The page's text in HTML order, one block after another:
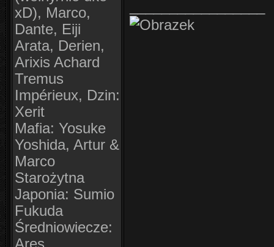
xD), Marco,
Dante, Eiji
Arata, Derien,
Arixis Achard
Tremus
Impérieux, Dzin:
Xerit
Mafia: Yosuke
Yoshida, Artur &
Marco
Starożytna
Japonia: Sumio
Fukuda
Średniowiecze: